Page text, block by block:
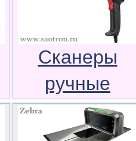
Сканеры
ручные